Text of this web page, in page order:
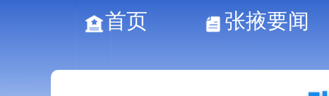
首页 张掖要闻